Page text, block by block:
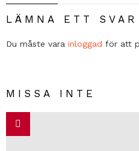
LÄMNA ETT SVAR
Du måste vara inloggad för att
MISSA INTE